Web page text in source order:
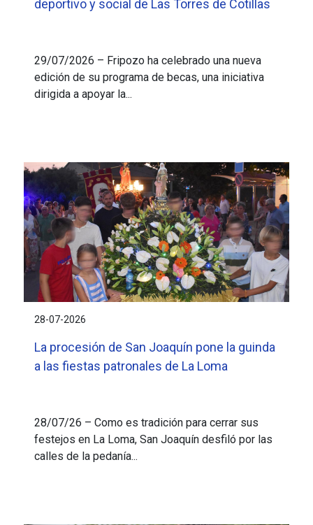
deportivo y social de Las Torres de Cotillas
29/07/2026 – Fripozo ha celebrado una nueva
edición de su programa de becas, una iniciativa
dirigida a apoyar la...
28-07-2026
La procesión de San Joaquín pone la guinda
a las fiestas patronales de La Loma
28/07/26 – Como es tradición para cerrar sus
festejos en La Loma, San Joaquín desfiló por las
calles de la pedanía...